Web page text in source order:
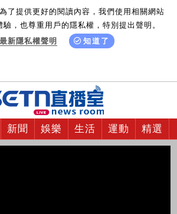
為了提供更好的閱讀內容，我們使用相關網站
，也尊重用戶的隱私權，特別提出聲明。
新隱私權聲明
知道了
新聞 娛樂 生活 運動 精選